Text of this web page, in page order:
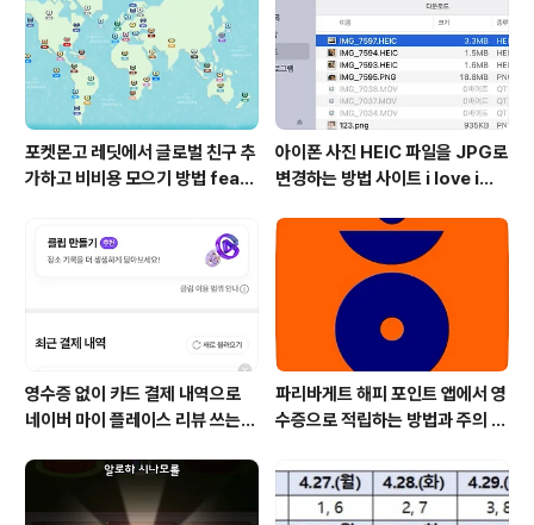
포켓몬고 레딧에서 글로벌 친구 추
가하고 비비용 모으기 방법 feat.
아이폰 사진 HEIC 파일을 JPG로
변경하는 방법 사이트 i love img
정에서 바꾸는 방법
영수증 없이 카드 결제 내역으로
네이버 마이 플레이스 리뷰 쓰는
파리바게트 해피 포인트 앱에서 영
수증으로 적립하는 방법과 주의 사